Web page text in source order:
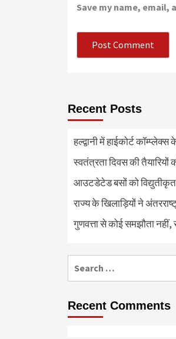
Save my name,
Recent Posts
हल्द्वानी में हाईकोर्ट
स्वतंत्रता दिवस की
आउटडेटेड बसों को विद्युतीकृत
राज्य के खिलाड़ियों ने
गुणवत्ता से कोई समझौता नहीं,
for:
Recent Comments